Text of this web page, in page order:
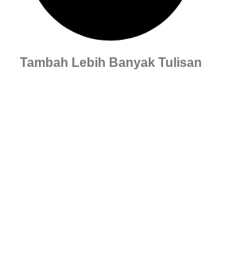
Tambah Lebih Banyak Tulisan